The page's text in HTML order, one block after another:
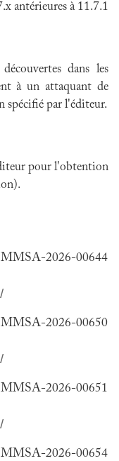
antérieures à 11.7.1
dans les
à un attaquant de
spécifié par l'éditeur.
pour l'obtention
MMSA-2026-00644
MMSA-2026-00650
MMSA-2026-00651
MMSA-2026-00654